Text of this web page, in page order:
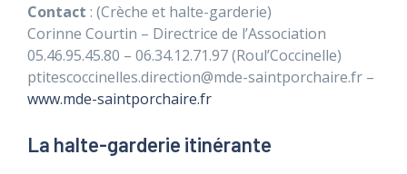
Contact : (Crèche et halte-garderie)
Corinne Courtin – Directrice de l’Association
05.46.95.45.80 – 06.34.12.71.97 (Roul’Coccinelle)
ptitescoccinelles.direction@mde-saintporchaire.fr –
www.mde-saintporchaire.fr
La halte-garderie itinérante